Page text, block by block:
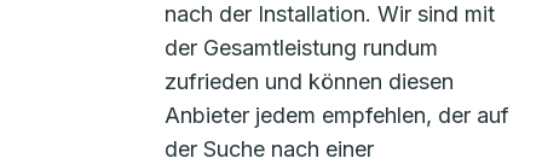
nach der Installation. Wir sind mit
der Gesamtleistung rundum
zufrieden und können diesen
Anbieter jedem empfehlen, der auf
der Suche nach einer